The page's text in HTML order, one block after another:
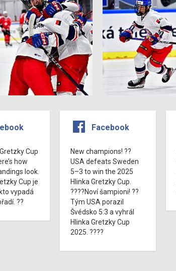
Cup
how
look.
Cup je
vypadá
??
Facebook
New champions! ??
USA defeats Sweden
5–3 to win the 2025
Hlinka Gretzky Cup.
????Noví šampioni! ??
Tým USA porazil
Švédsko 5:3 a vyhrál
Hlinka Gretzky Cup
2025. ????